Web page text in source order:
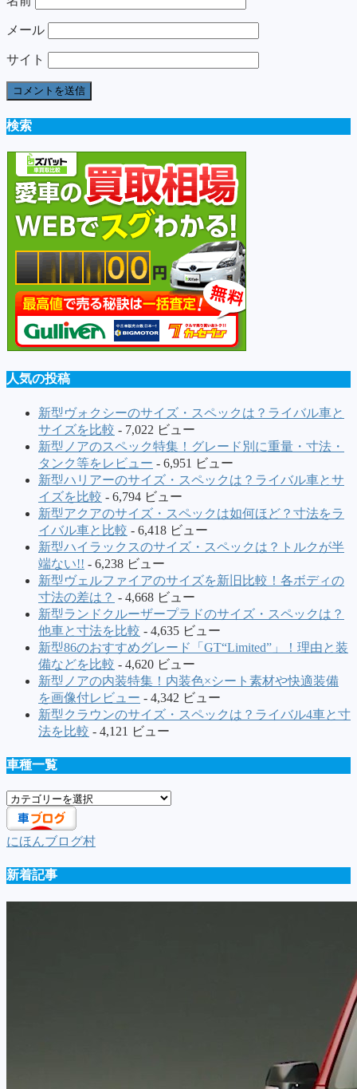
メール
サイト
検索
人気の投稿
新型ヴォクシーのサイズ・スペックは？ライバル車と
サイズを比較 - 7,022 ビュー
新型ノアのスペック特集！グレード別に重量・寸法・
タンク等をレビュー - 6,951 ビュー
新型ハリアーのサイズ・スペックは？ライバル車とサ
イズを比較 - 6,794 ビュー
新型アクアのサイズ・スペックは如何ほど？寸法をラ
イバル車と比較 - 6,418 ビュー
新型ハイラックスのサイズ・スペックは？トルクが半
端ない!! - 6,238 ビュー
新型ヴェルファイアのサイズを新旧比較！各ボディの
寸法の差は？ - 4,668 ビュー
新型ランドクルーザープラドのサイズ・スペックは？
他車と寸法を比較 - 4,635 ビュー
新型86のおすすめグレード「GT“Limited”」！理由と装
備などを比較 - 4,620 ビュー
新型ノアの内装特集！内装色×シート素材や快適装備
を画像付レビュー - 4,342 ビュー
新型クラウンのサイズ・スペックは？ライバル4車と寸
法を比較 - 4,121 ビュー
車種一覧
車
種
一
覧
にほんブログ村
新着記事